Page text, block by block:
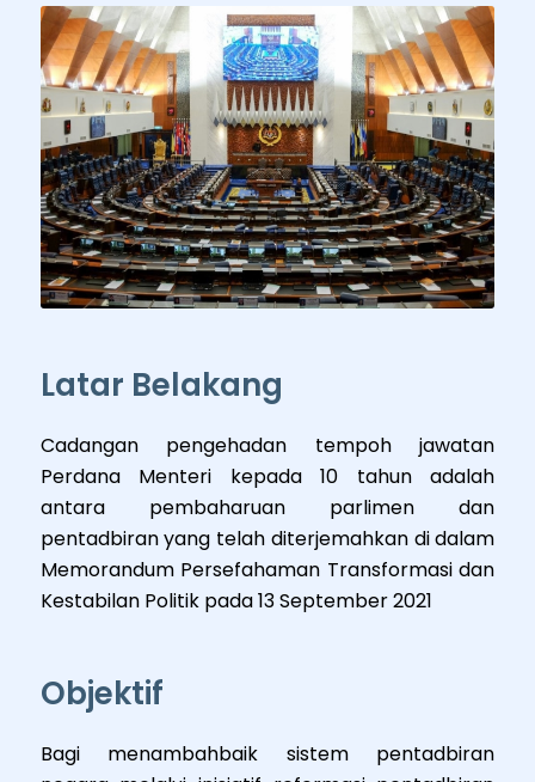
Latar Belakang
Cadangan pengehadan tempoh jawatan
Perdana Menteri kepada 10 tahun adalah
antara pembaharuan parlimen dan
pentadbiran yang telah diterjemahkan di dalam
Memorandum Persefahaman Transformasi dan
Kestabilan Politik pada 13 September 2021
Objektif
Bagi menambahbaik sistem pentadbiran